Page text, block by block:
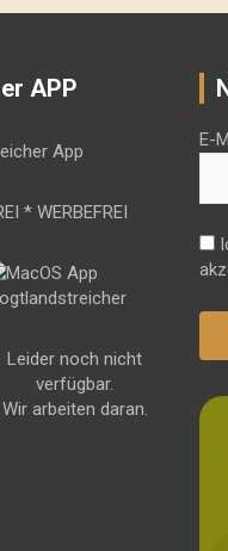
APP
* WERBEFREI
Leider noch nicht
verfügbar.
Wir arbeiten daran.
E-